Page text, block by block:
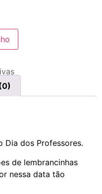
Dia dos Professores.
de lembrancinhas
nessa data tão